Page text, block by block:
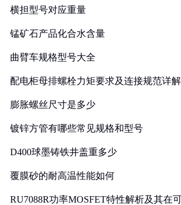
横担型号对应重量
锰矿石产品化合水含量
曲臂车规格型号大全
配电柜母排螺栓力矩要求及连接规范详解
膨胀螺丝尺寸是多少
镀锌方管有哪些常见规格和型号
D400球墨铸铁井盖重多少
覆膜砂的耐高温性能如何
RU7088R功率MOSFET特性解析及其在